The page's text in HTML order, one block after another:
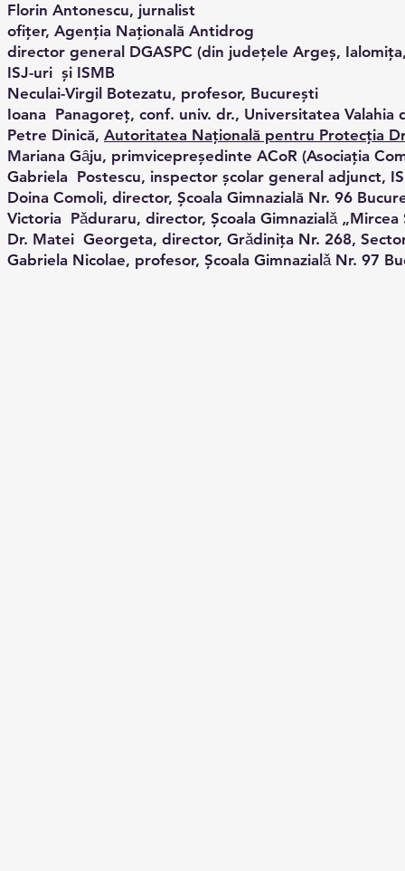
Florin Antonescu, jurnalist
ofițer, Agenția Națională Antidrog
director general DGASPC (din județele Argeș,
ISJ-uri și ISMB
Neculai-Virgil Botezatu, profesor, București
Ioana Panagoreţ, conf. univ. dr., Universitatea Valahia
Petre Dinică, Autoritatea Națională pentru Protecția
Mariana Gȃju, primvicepreședinte ACoR (Asociația
Gabriela Postescu, inspector școlar general adjunct,
Doina Comoli, director, Școala Gimnazială Nr. 96
Victoria Pǎduraru, director, Şcoala Gimnazialǎ
Dr. Matei Georgeta, director, Grǎdiniţa Nr. 268,
Gabriela Nicolae, profesor, Şcoala Gimnazialǎ Nr. 97